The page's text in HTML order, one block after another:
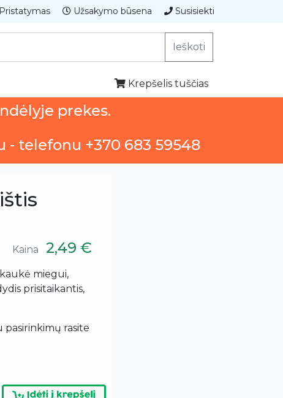
Pristatymas Užsakymo būsena Susisiekti
Ieškoti
Krepšelis tuščias
prekes.
telefonu +370 683 59548
Kaina 2,49 €
miegui,
prisitaikantis,
pasirinkimų rasite